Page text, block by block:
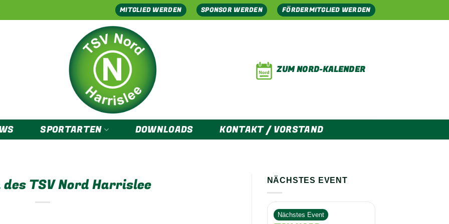
MITGLIED WERDEN SPONSOR WERDEN FÖRDERMITGLIED WERDEN
ZUM NORD-KALENDER
SPORTARTEN DOWNLOADS KONTAKT / VORSTAND
TSV Nord Harrislee NÄCHSTES EVENT
Nächstes Event